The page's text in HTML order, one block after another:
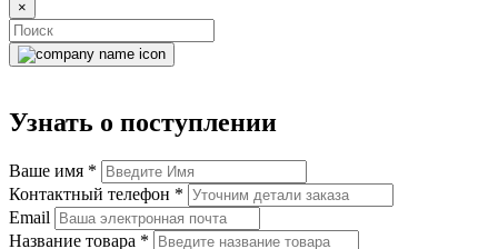
×
Узнать о поступлении
Ваше имя *
Контактный телефон *
Email
Название товара *